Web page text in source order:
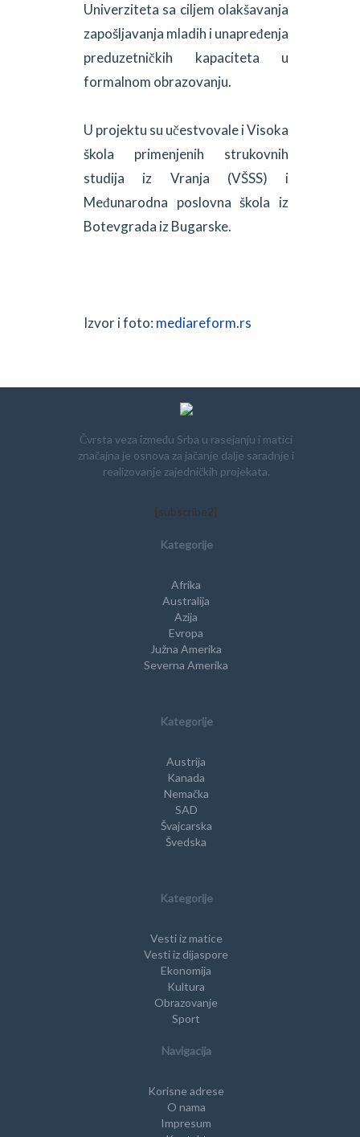
Univerziteta sa ciljem olakšavanja
zapošljavanja mladih i unapređenja
preduzetničkih kapaciteta u
formalnom obrazovanju.
U projektu su učestvovale i Visoka
škola primenjenih strukovnih
studija iz Vranja (VŠSS) i
Međunarodna poslovna škola iz
Botevgrada iz Bugarske.
Izvor i foto: mediareform.rs
Čvrsta veza između Srba u rasejanju i matici
značajna je osnova za jačanje dalje saradnje i
realizovanje zajedničkih projekata.
[subscribe2]
Kategorije
Afrika
Australija
Azija
Evropa
Južna Amerika
Severna Amerika
Kategorije
Austrija
Kanada
Nemačka
SAD
Švajcarska
Švedska
Kategorije
Vesti iz matice
Vesti iz dijaspore
Ekonomija
Kultura
Obrazovanje
Sport
Navigacija
Korisne adrese
O nama
Impresum